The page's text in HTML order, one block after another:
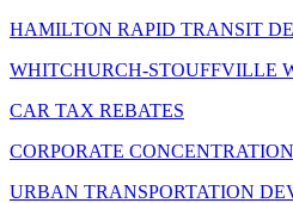
HAMILTON RAPID TRANSIT
WHITCHURCH-STOUFFVILLE
CAR TAX REBATES
CORPORATE CONCENTRATION
URBAN TRANSPORTATION